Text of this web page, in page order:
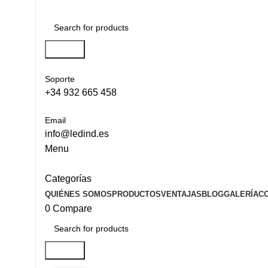
Soporte
+34 932 665 458‬
Email
info@ledind.es
Menu
Categorías
QUIÉNES SOMOS PRODUCTOSVENTAJAS BLOGGALERÍA
0 Compare